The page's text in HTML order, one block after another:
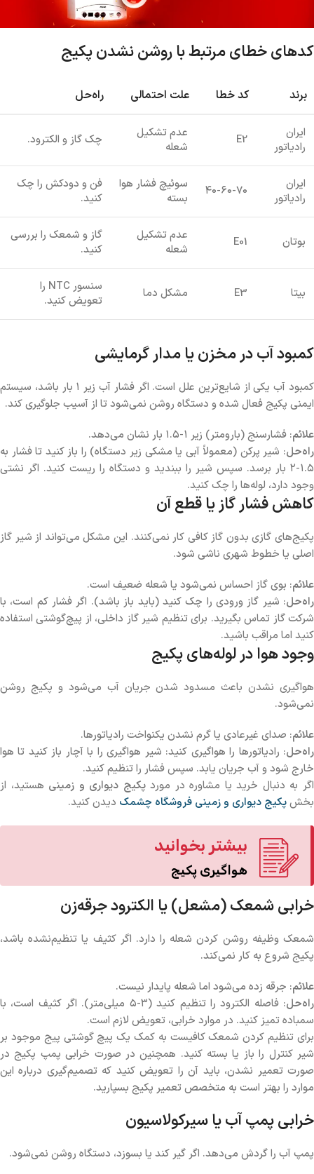
کدهای خطای مرتبط با روشن نشدن پکیج
برند کد خطا علت احتمالی راه‌حل
ایران
رادیاتور
E2
عدم تشکیل
شعله
چک گاز و الکترود.
ایران
رادیاتور
۴۰-۶۰-۷۰
سوئیچ فشار هوا
بسته
فن و دودکش را چک
کنید.
بوتان E01
عدم تشکیل
شعله
گاز و شمعک را بررسی
کنید.
بیتا E3 مشکل دما
سنسور NTC را
تعویض کنید.
کمبود آب در مخزن یا مدار گرمایشی
کمبود آب یکی از شایع‌ترین علل است. اگر فشار آب زیر ۱ بار باشد، سیستم
ایمنی پکیج فعال شده و دستگاه روشن نمی‌شود تا از آسیب جلوگیری کند.
علائم: فشارسنج (بارومتر) زیر ۱-۱.۵ بار نشان می‌دهد.
راه‌حل: شیر پرکن (معمولاً آبی یا مشکی زیر دستگاه) را باز کنید تا فشار به
۱.۵-۲ بار برسد. سپس شیر را ببندید و دستگاه را ریست کنید. اگر نشتی
وجود دارد، لوله‌ها را چک کنید.
کاهش فشار گاز یا قطع آن
پکیج‌های گازی بدون گاز کافی کار نمی‌کنند. این مشکل می‌تواند از شیر گاز
اصلی یا خطوط شهری ناشی شود.
علائم: بوی گاز احساس نمی‌شود یا شعله ضعیف است.
راه‌حل: شیر گاز ورودی را چک کنید (باید باز باشد). اگر فشار کم است، با
شرکت گاز تماس بگیرید. برای تنظیم شیر گاز داخلی، از پیچ‌گوشتی استفاده
کنید اما مراقب باشید.
وجود هوا در لوله‌های پکیج
هواگیری نشدن باعث مسدود شدن جریان آب می‌شود و پکیج روشن
نمی‌شود.
علائم: صدای غیرعادی یا گرم نشدن یکنواخت رادیاتورها.
راه‌حل: رادیاتورها را هواگیری کنید: شیر هواگیری را با آچار باز کنید تا هوا
خارج شود و آب جریان یابد. سپس فشار را تنظیم کنید.
اگر به دنبال خرید یا مشاوره در موردپکیج دیواری و زمینی هستید، از
بخشپکیج دیواری و زمینی فروشگاه چشمک دیدن کنید.
بیشتر بخوانید
هواگیری پکیج
خرابی شمعک (مشعل) یا الکترود جرقه‌زن
شمعک وظیفه روشن کردن شعله را دارد. اگر کثیف یا تنظیم‌نشده باشد،
پکیج شروع به کار نمی‌کند.
علائم: جرقه زده می‌شود اما شعله پایدار نیست.
راه‌حل
: فاصله الکترود را تنظیم کنید (۳-۵ میلی‌متر). اگر کثیف است، با
سمباده تمیز کنید. در موارد خرابی، تعویض لازم است.
برای تنظیم کردن شمعک کافیست به کمک یک پیچ گوشتی پیج موجود بر
شیر کنترل را باز یا بسته کنید. همچنین در صورت خرابی پمپ پکیج در
صورت تعمیر نشدن، باید آن را تعویض کنید که تصمیم‌گیری درباره این
موارد را بهتر است به متخصص تعمیر پکیج بسپارید.
خرابی پمپ آب یا سیرکولاسیون
پمپ آب را گردش می‌دهد. اگر گیر کند یا بسوزد، دستگاه روشن نمی‌شود.